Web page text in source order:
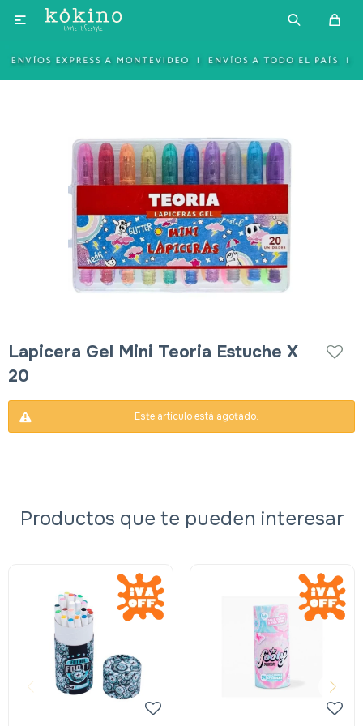

Lapicera Gel Mini Teoria Estuche X
20
Este artículo está agotado.
Productos que te pueden interesar